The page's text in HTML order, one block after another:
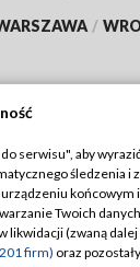
/
TVP
TVP
prywatności
serwisu", aby
śledzenia i
końcowym
Twoich
likwidacji (zwaną dalej
firm) oraz